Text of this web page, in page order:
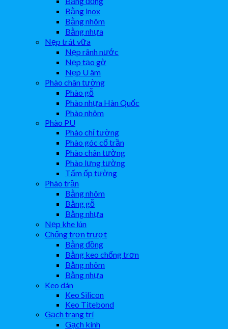
Bằng inox
Bằng nhôm
Bằng nhựa
Nẹp trát vữa
Nẹp rãnh nước
Nẹp tạo gờ
Nẹp U âm
Phào chân tường
Phào gỗ
Phào nhựa Hàn Quốc
Phào nhôm
Phào PU
Phào chỉ tường
Phào góc cổ trần
Phào chân tường
Phào lưng tường
Tấm ốp tường
Phào trần
Bằng nhôm
Bằng gỗ
Bằng nhựa
Nẹp khe lún
Chống trơn trượt
Bằng đồng
Bằng keo chống trơn
Bằng nhôm
Bằng nhựa
Keo dán
Keo Silicon
Keo Titebond
Gạch trang trí
Gạch kính